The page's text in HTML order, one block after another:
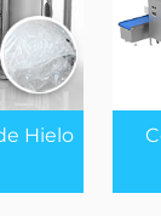
Hielo